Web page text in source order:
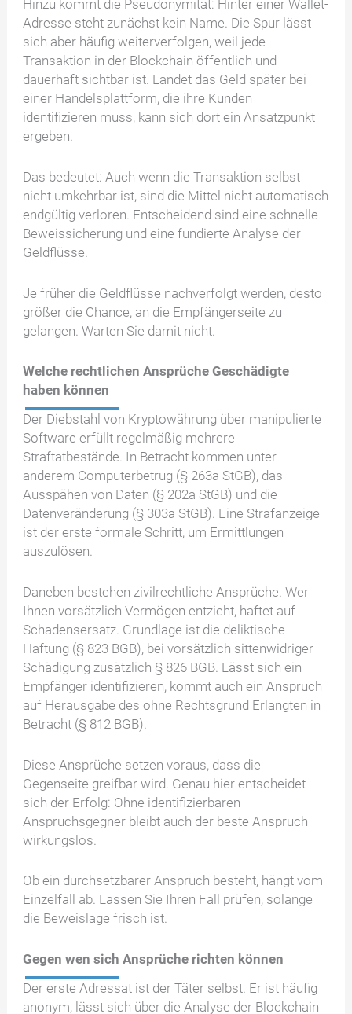
Hinzu kommt die Pseudonymität: Hinter einer Wallet-
Adresse steht zunächst kein Name. Die Spur lässt
sich aber häufig weiterverfolgen, weil jede
Transaktion in der Blockchain öffentlich und
dauerhaft sichtbar ist. Landet das Geld später bei
einer Handelsplattform, die ihre Kunden
identifizieren muss, kann sich dort ein Ansatzpunkt
ergeben.
Das bedeutet: Auch wenn die Transaktion selbst
nicht umkehrbar ist, sind die Mittel nicht automatisch
endgültig verloren. Entscheidend sind eine schnelle
Beweissicherung und eine fundierte Analyse der
Geldflüsse.
Je früher die Geldflüsse nachverfolgt werden, desto
größer die Chance, an die Empfängerseite zu
gelangen. Warten Sie damit nicht.
Welche rechtlichen Ansprüche Geschädigte
haben können
Der Diebstahl von Kryptowährung über manipulierte
Software erfüllt regelmäßig mehrere
Straftatbestände. In Betracht kommen unter
anderem Computerbetrug (§ 263a StGB), das
Ausspähen von Daten (§ 202a StGB) und die
Datenveränderung (§ 303a StGB). Eine Strafanzeige
ist der erste formale Schritt, um Ermittlungen
auszulösen.
Daneben bestehen zivilrechtliche Ansprüche. Wer
Ihnen vorsätzlich Vermögen entzieht, haftet auf
Schadensersatz. Grundlage ist die deliktische
Haftung (§ 823 BGB), bei vorsätzlich sittenwidriger
Schädigung zusätzlich § 826 BGB. Lässt sich ein
Empfänger identifizieren, kommt auch ein Anspruch
auf Herausgabe des ohne Rechtsgrund Erlangten in
Betracht (§ 812 BGB).
Diese Ansprüche setzen voraus, dass die
Gegenseite greifbar wird. Genau hier entscheidet
sich der Erfolg: Ohne identifizierbaren
Anspruchsgegner bleibt auch der beste Anspruch
wirkungslos.
Ob ein durchsetzbarer Anspruch besteht, hängt vom
Einzelfall ab. Lassen Sie Ihren Fall prüfen, solange
die Beweislage frisch ist.
Gegen wen sich Ansprüche richten können
Der erste Adressat ist der Täter selbst. Er ist häufig
anonym, lässt sich über die Analyse der Blockchain